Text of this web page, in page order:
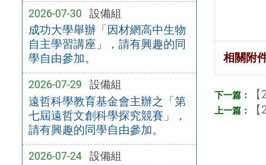
2026-07-30 設備組
成功大學舉辦「因材網高中生物
自主學習講座」，請有興趣的同
學自由參加。
2026-07-29 設備組
遠哲科學教育基金會主辦之「第
七屆遠哲文創科學探究競賽」，
請有興趣的同學自由參加。
2026-07-24 設備組
相關附